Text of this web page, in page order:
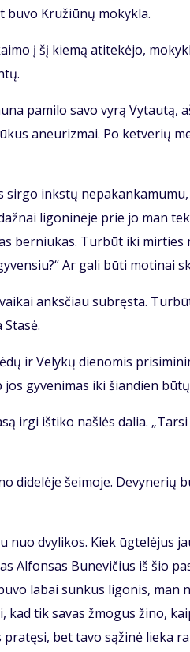
bu­vo Kru­žiū­nų mo­kyk­la.
į šį kie­mą ati­te­kė­jo,
pa­mi­lo sa­vo vy­rą Vy­tau­tą,
aneu­riz­mai. Po ket­ve­rių
sir­go inks­tų
li­go­ni­nė­je prie jo man
ber­niu­kas. Tur­būt iki mir­ties
Ar ga­li bū­ti mo­ti­nai
anks­čiau su­bręs­ta.
ir Ve­ly­kų die­no­mis
gy­ve­ni­mas iki šian­dien
ir­gi iš­ti­ko naš­lės da­lia.
di­de­lė­je šei­mo­je. De­vy­ne­rių
nuo dvy­li­kos. Kiek ūg­te­lė­jus
Al­fon­sas Bu­ne­vi­čius iš šio
la­bai sun­kus li­go­nis, man
tik sa­vas žmo­gus ži­no,
bet ta­vo są­ži­nė lie­ka